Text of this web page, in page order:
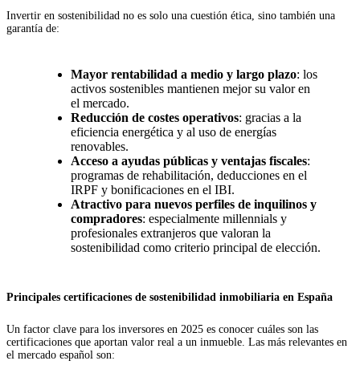
Invertir en sostenibilidad no es solo una cuestión ética, sino también una
garantía de:
Mayor rentabilidad a medio y largo plazo: los
activos sostenibles mantienen mejor su valor en
el mercado.
Reducción de costes operativos: gracias a la
eficiencia energética y al uso de energías
renovables.
Acceso a ayudas públicas y ventajas fiscales:
programas de rehabilitación, deducciones en el
IRPF y bonificaciones en el IBI.
Atractivo para nuevos perfiles de inquilinos y
compradores: especialmente millennials y
profesionales extranjeros que valoran la
sostenibilidad como criterio principal de elección.
Principales certificaciones de sostenibilidad inmobiliaria en España
Un factor clave para los inversores en 2025 es conocer cuáles son las
certificaciones que aportan valor real a un inmueble. Las más relevantes en
el mercado español son: